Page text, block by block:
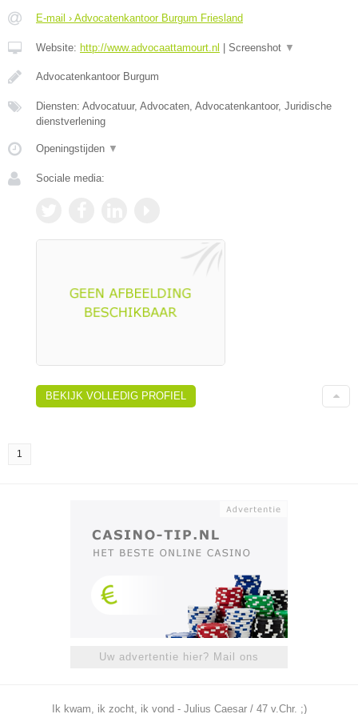
E-mail › Advocatenkantoor Burgum Friesland
Website: http://www.advocaattamourt.nl | Screenshot ▼
Advocatenkantoor Burgum
Diensten: Advocatuur, Advocaten, Advocatenkantoor, Juridische
dienstverlening
Openingstijden ▼
Sociale media:
BEKIJK VOLLEDIG PROFIEL
1
Uw advertentie hier? Mail ons
Ik kwam, ik zocht, ik vond - Julius Caesar / 47 v.Chr. ;)